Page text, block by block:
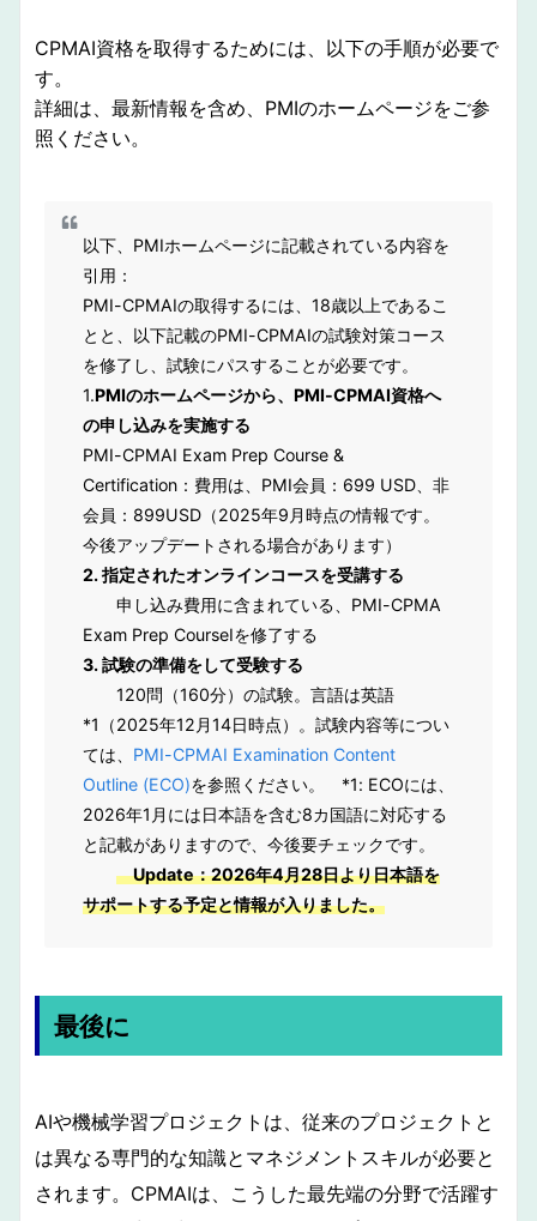
CPMAI資格を取得するためには、以下の手順が必要で
す。
詳細は、最新情報を含め、PMIのホームページをご参
照ください。
以下、PMIホームページに記載されている内容を
引用：
PMI-CPMAIの取得するには、18歳以上であるこ
とと、以下記載のPMI-CPMAIの試験対策コース
を修了し、試験にパスすることが必要です。
1.PMIのホームページから、PMI-CPMAI資格へ
の申し込みを実施する
PMI-CPMAI Exam Prep Course &
Certification：費用は、PMI会員：699 USD、非
会員：899USD（2025年9月時点の情報です。
今後アップデートされる場合があります）
2. 指定されたオンラインコースを受講する
申し込み費用に含まれている、PMI-CPMA
Exam Prep CourseIを修了する
3. 試験の準備をして受験する
120問（160分）の試験。言語は英語
*1
（2025年12月14日時点）。試験内容等につい
ては、 PMI-CPMAI Examination Content
Outline (ECO)を参照ください。 *1: ECOには、
2026年1月には日本語を含む8カ国語に対応する
と記載がありますので、今後要チェックです。
Update：2026年4月28日より日本語を
サポートする予定と情報が入りました。
最後に
AIや機械学習プロジェクトは、従来のプロジェクトと
は異なる専門的な知識とマネジメントスキルが必要と
されます。CPMAIは、こうした最先端の分野で活躍す